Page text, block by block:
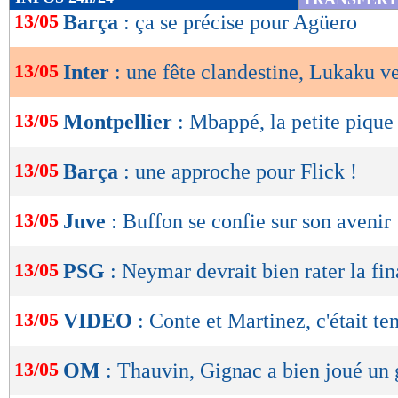
de
OK
13/05 Barça : ça se précise pour Agüero
13/05 Inter : une fête clandestine, Lukaku
13/05 Montpellier : Mbappé, la petite
13/05 Barça : une approche pour Flick !
13/05 Juve : Buffon se confie sur son avenir
13/05 PSG : Neymar devrait bien rater la
13/05 VIDEO : Conte et Martinez, c'était
13/05 OM : Thauvin, Gignac a bien joué un